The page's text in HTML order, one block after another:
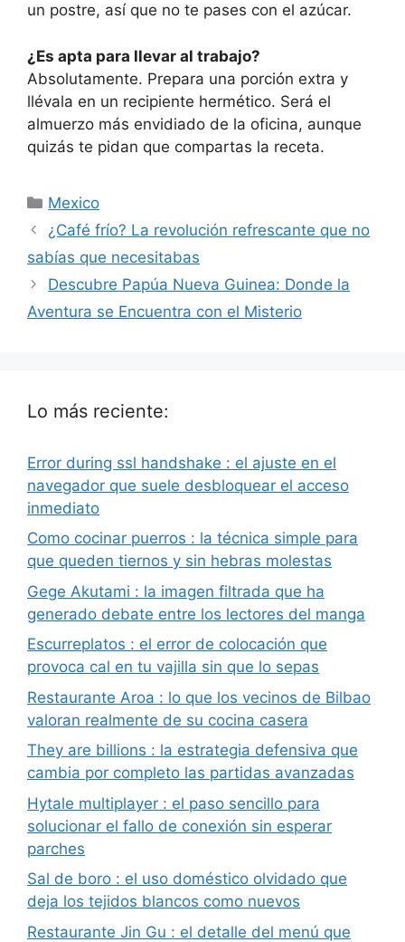
un postre, así que no te pases con el azúcar.
¿Es apta para llevar al trabajo?
Absolutamente. Prepara una porción extra y
llévala en un recipiente hermético. Será el
almuerzo más envidiado de la oficina, aunque
quizás te pidan que compartas la receta.
Categorías
Mexico
¿Café frío? La revolución refrescante que no
sabías que necesitabas
Descubre Papúa Nueva Guinea: Donde la
Aventura se Encuentra con el Misterio
Lo más reciente:
Error during ssl handshake : el ajuste en el
navegador que suele desbloquear el acceso
inmediato
Como cocinar puerros : la técnica simple para
que queden tiernos y sin hebras molestas
Gege Akutami : la imagen filtrada que ha
generado debate entre los lectores del manga
Escurreplatos : el error de colocación que
provoca cal en tu vajilla sin que lo sepas
Restaurante Aroa : lo que los vecinos de Bilbao
valoran realmente de su cocina casera
They are billions : la estrategia defensiva que
cambia por completo las partidas avanzadas
Hytale multiplayer : el paso sencillo para
solucionar el fallo de conexión sin esperar
parches
Sal de boro : el uso doméstico olvidado que
deja los tejidos blancos como nuevos
Restaurante Jin Gu : el detalle del menú que